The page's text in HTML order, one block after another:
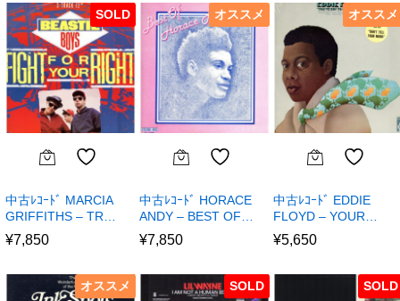
SOLD
中古ﾚｺｰﾄﾞ MARCIA
GRIFFITHS – TR…
¥7,850
オススメ
中古ﾚｺｰﾄﾞ HORACE
ANDY – BEST OF…
¥7,850
オススメ
中古ﾚｺｰﾄﾞ EDDIE
FLOYD – YOUR…
¥5,650
オススメ SOLD SOLD